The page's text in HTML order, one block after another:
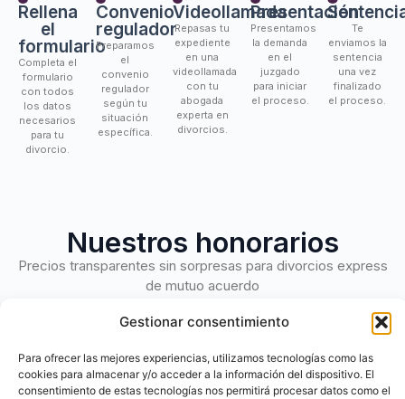
Gestionar consentimiento
Para ofrecer las mejores experiencias, utilizamos tecnologías como las
cookies para almacenar y/o acceder a la información del dispositivo. El
consentimiento de estas tecnologías nos permitirá procesar datos como el
Rellena
el
formulario
Completa el
formulario
con todos
los datos
necesarios
para tu
divorcio.
Convenio
regulador
Preparamos
el
convenio
regulador
según tu
situación
específica.
Videollamada
Repasas tu
expediente
en una
videollamada
con tu
abogada
experta en
divorcios.
Presentación
Presentamos
la demanda
en el
juzgado
para iniciar
el proceso.
Te
enviamos la
sentencia
una vez
finalizado
el proceso.
Nuestros honorarios
Precios transparentes sin sorpresas para divorcios express
de mutuo acuerdo